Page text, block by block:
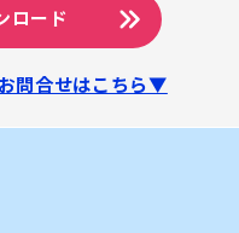
ロード
問合せはこちら▼